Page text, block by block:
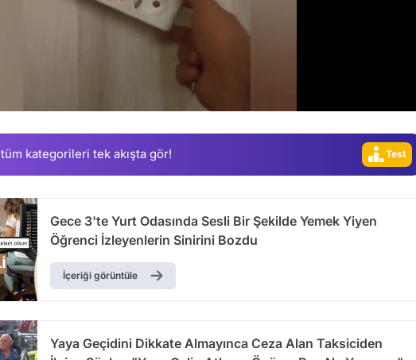
tüm kategorileri tek akışta gör!
Test
Gündem
Gece 3'te Yurt Odasında Sesli Bir Şekilde Yemek Yiyen
Öğrenci İzleyenlerin Sinirini Bozdu
İçeriği görüntüle
Yaya Geçidini Dikkate Almayınca Ceza Alan Taksiciden